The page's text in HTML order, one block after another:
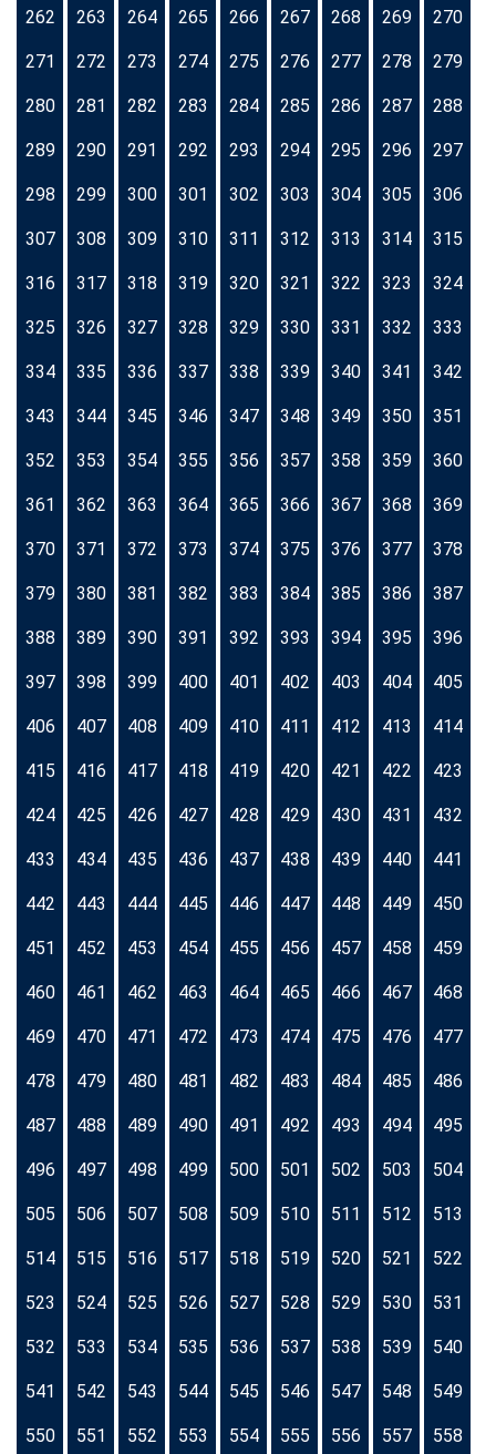
262 263 264 265 266 267 268 269 270
271 272 273 274 275 276 277 278 279
280 281 282 283 284 285 286 287 288
289 290 291 292 293 294 295 296 297
298 299 300 301 302 303 304 305 306
307 308 309 310 311 312 313 314 315
316 317 318 319 320 321 322 323 324
325 326 327 328 329 330 331 332 333
334 335 336 337 338 339 340 341 342
343 344 345 346 347 348 349 350 351
352 353 354 355 356 357 358 359 360
361 362 363 364 365 366 367 368 369
370 371 372 373 374 375 376 377 378
379 380 381 382 383 384 385 386 387
388 389 390 391 392 393 394 395 396
397 398 399 400 401 402 403 404 405
406 407 408 409 410 411 412 413 414
415 416 417 418 419 420 421 422 423
424 425 426 427 428 429 430 431 432
433 434 435 436 437 438 439 440 441
442 443 444 445 446 447 448 449 450
451 452 453 454 455 456 457 458 459
460 461 462 463 464 465 466 467 468
469 470 471 472 473 474 475 476 477
478 479 480 481 482 483 484 485 486
487 488 489 490 491 492 493 494 495
496 497 498 499 500 501 502 503 504
505 506 507 508 509 510 511 512 513
514 515 516 517 518 519 520 521 522
523 524 525 526 527 528 529 530 531
532 533 534 535 536 537 538 539 540
541 542 543 544 545 546 547 548 549
550 551 552 553 554 555 556 557 558